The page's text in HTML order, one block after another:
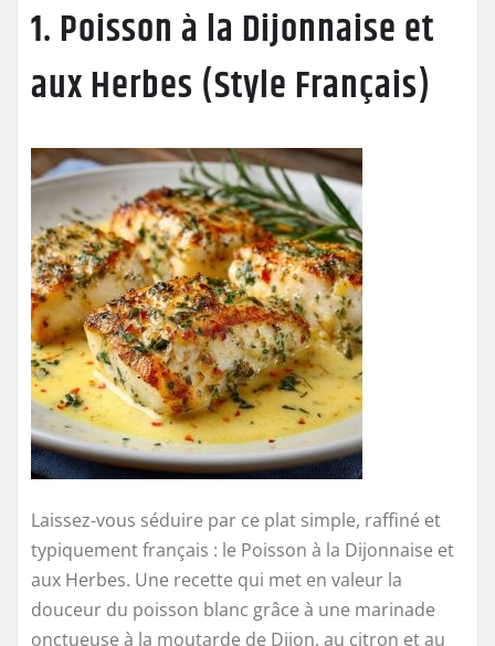
1. Poisson à la Dijonnaise et
aux Herbes (Style Français)
Laissez-vous séduire par ce plat simple, raffiné et
typiquement français : le Poisson à la Dijonnaise et
aux Herbes. Une recette qui met en valeur la
douceur du poisson blanc grâce à une marinade
onctueuse à la moutarde de Dijon, au citron et au